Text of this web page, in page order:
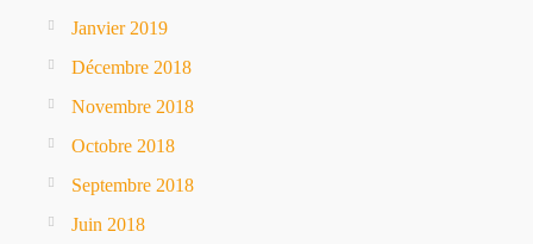
Janvier 2019
Décembre 2018
Novembre 2018
Octobre 2018
Septembre 2018
Juin 2018